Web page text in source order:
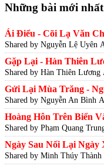
Những bài mới nhất
Ái Điểu - Cõi Lạ Văn
Shared by Nguyễn Lệ Uyên
Gặp Lại - Hàn Thiên
Shared by Hàn Thiên Lương
Gửi Lại Mùa Trăng -
Shared by Nguyễn An Bình
Hoàng Hôn Trên Biển
Shared by Phạm Quang
Ngày Sau Nối Lại
Shared by Minh Thúy Thành